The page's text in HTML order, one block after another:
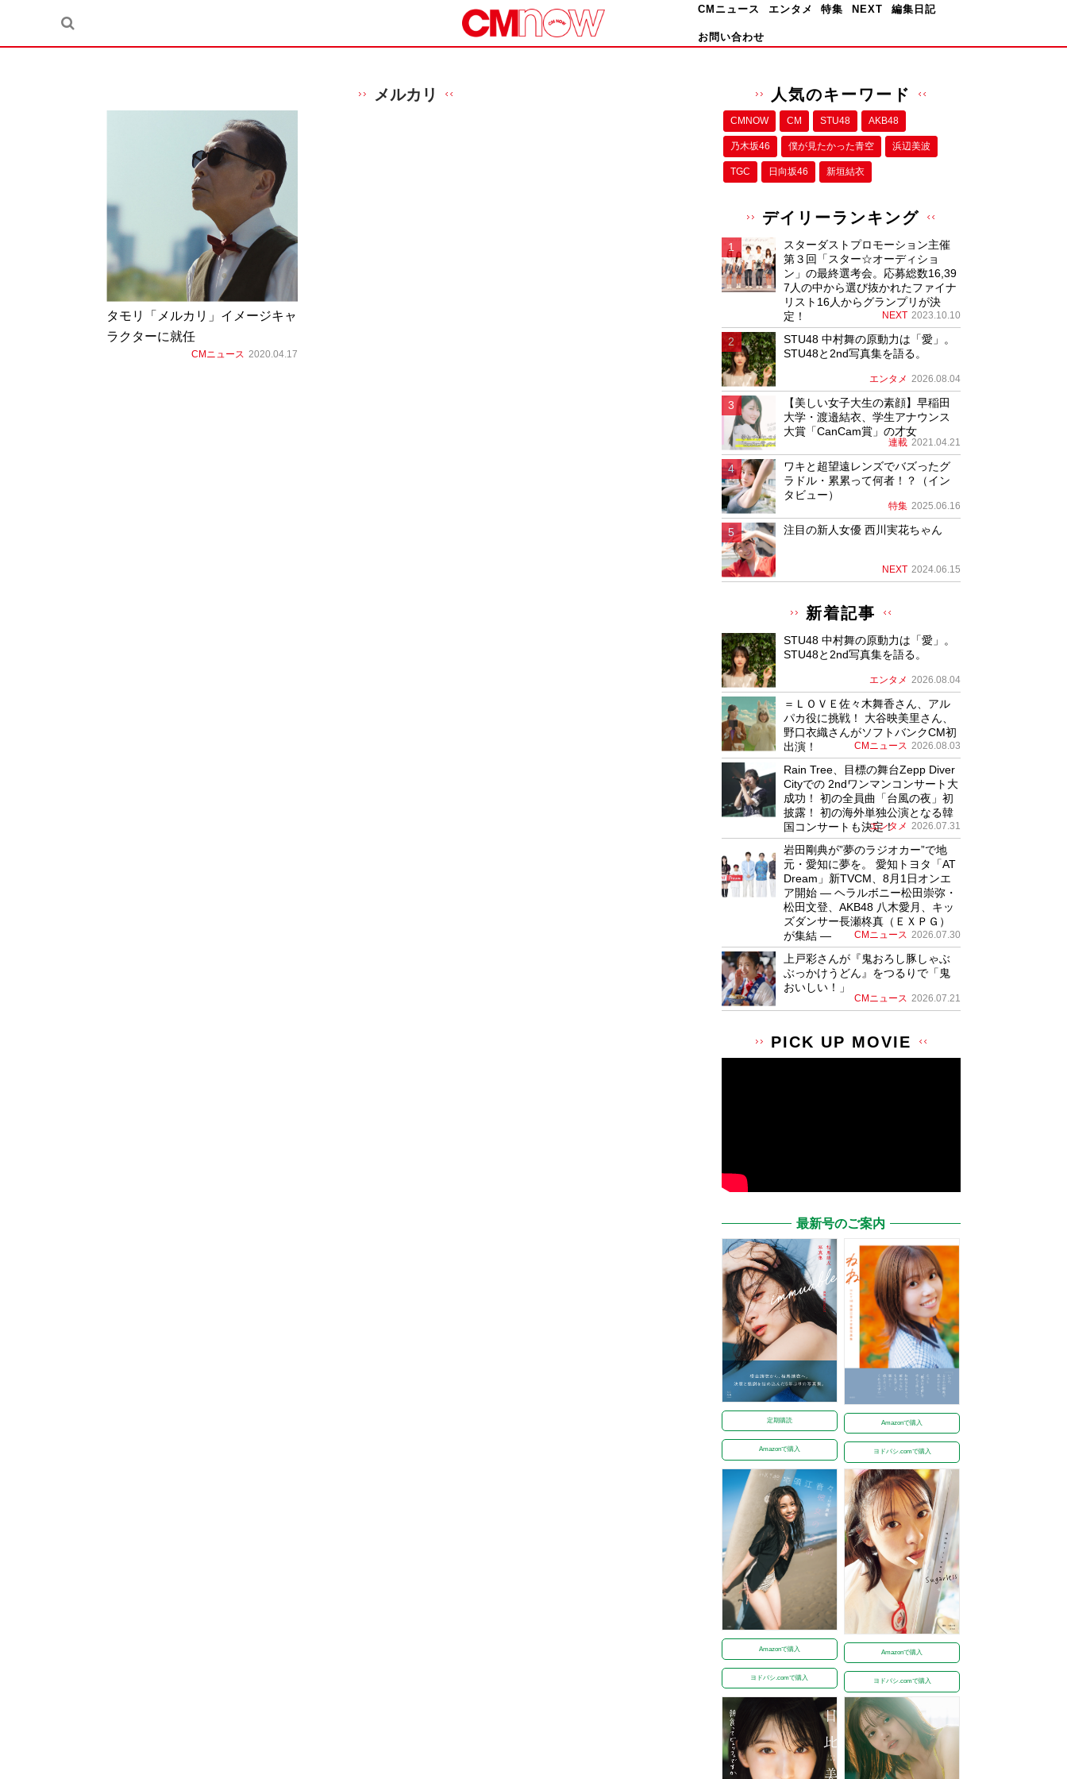
CMニュース エンタメ 特集 NEXT 編集日記
お問い合わせ
メルカリ
タモリ「メルカリ」イメージキャ
ラクターに就任
CMニュース 2020.04.17
人気のキーワード
CMNOW CM STU48 AKB48
乃木坂46 僕が⾒たかった⻘空 浜辺美波
TGC 日向坂46 新垣結衣
デイリーランキング
スターダストプロモーション主催
第３回「スター☆オーディショ
ン」の最終選考会。応募総数16,39
7人の中から選び抜かれたファイナ
リスト16人からグランプリが決
定！
NEXT 2023.10.10
STU48 中村舞の原動力は「愛」。
STU48と2nd写真集を語る。
エンタメ 2026.08.04
【美しい女子大生の素顔】早稲田
大学・渡邉結衣、学生アナウンス
大賞「CanCam賞」の才女
連載 2021.04.21
ワキと超望遠レンズでバズったグ
ラドル・累累って何者！？（イン
タビュー）
特集 2025.06.16
注目の新人女優 西川実花ちゃん
NEXT 2024.06.15
新着記事
STU48 中村舞の原動力は「愛」。
STU48と2nd写真集を語る。
エンタメ 2026.08.04
＝ＬＯＶＥ佐々木舞香さん、アル
パカ役に挑戦！ 大谷映美里さん、
野口衣織さんがソフトバンクCM初
出演！
CMニュース 2026.08.03
Rain Tree、目標の舞台Zepp Diver
Cityでの 2ndワンマンコンサート大
成功！ 初の全員曲「台風の夜」初
披露！ 初の海外単独公演となる韓
国コンサートも決定！
エンタメ 2026.07.31
岩田剛典が”夢のラジオカー”で地
元・愛知に夢を。 愛知トヨタ「AT
Dream」新TVCM、8月1日オンエ
ア開始 ― ヘラルボニー松田崇弥・
松田文登、AKB48 八木愛月、キッ
ズダンサー長瀬柊真（ＥＸＰＧ）
が集結 ―
CMニュース 2026.07.30
上戸彩さんが『鬼おろし豚しゃぶ
ぶっかけうどん』をつるりで「鬼
おいしい！」
CMニュース 2026.07.21
PICK UP MOVIE
最新号のご案内
定期購読
Amazonで購入
Amazonで購入
ヨドバシ.comで購入
Amazonで購入
ヨドバシ.comで購入
Amazonで購入
ヨドバシ.comで購入